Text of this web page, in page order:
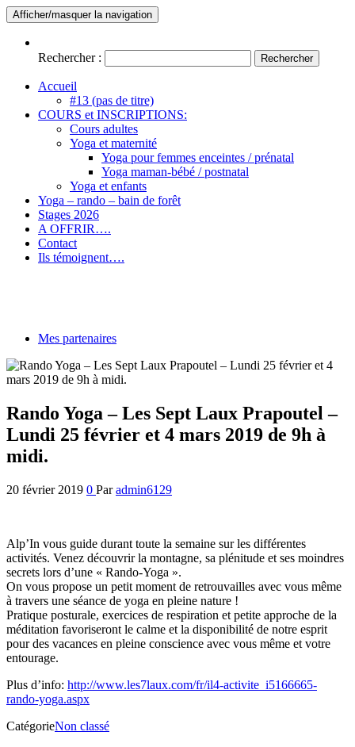
Afficher/masquer la navigation
Rechercher :
Accueil
#13 (pas de titre)
COURS et INSCRIPTIONS:
Cours adultes
Yoga et maternité
Yoga pour femmes enceintes / prénatal
Yoga maman-bébé / postnatal
Yoga et enfants
Yoga – rando – bain de forêt
Stages 2026
A OFFRIR….
Contact
Ils témoignent….
Mes partenaires
Rando Yoga – Les Sept Laux Prapoutel –
Lundi 25 février et 4 mars 2019 de 9h à
midi.
20 février 2019 0 Paradmin6129
Alp’In vous guide durant toute la semaine sur les différentes
activités. Venez découvrir la montagne, sa plénitude et ses moindres
secrets lors d’une « Rando-Yoga ».
On vous propose un petit moment de retrouvailles avec vous même
à travers une séance de yoga en pleine nature !
Pratique posturale, exercices de respiration et petite approche de la
méditation favoriseront le calme et la disponibilité de notre esprit
pour des vacances en pleine conscience avec vous même et votre
entourage.
Plus d’info: http://www.les7laux.com/fr/il4-activite_i5166665-
rando-yoga.aspx
CatégorieNon classé